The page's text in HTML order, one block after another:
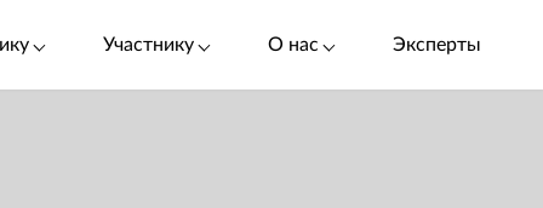
Участнику О нас Эксперты